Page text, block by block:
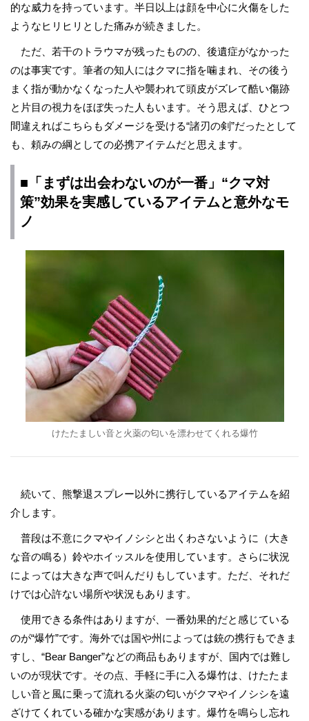
的な威力を持っています。半日以上は顔を中心に火傷をした
ようなヒリヒリとした痛みが続きました。
ただ、若干のトラウマが残ったものの、後遺症がなかった
のは事実です。筆者の知人にはクマに指を噛まれ、その後う
まく指が動かなくなった人や襲われて頭皮がズレて酷い傷跡
と片目の視力をほぼ失った人もいます。そう思えば、ひとつ
間違えればこちらもダメージを受ける“諸刃の剣”だったとして
も、頼みの綱としての必携アイテムだと思えます。
■「まずは出会わないのが一番」“クマ対
策”効果を実感しているアイテムと意外なモ
ノ
けたたましい音と火薬の匂いを漂わせてくれる爆竹
続いて、熊撃退スプレー以外に携行しているアイテムを紹
介します。
普段は不意にクマやイノシシと出くわさないように（大き
な音の鳴る）鈴やホイッスルを使用しています。さらに状況
によっては大きな声で叫んだりもしています。ただ、それだ
けでは心許ない場所や状況もあります。
使用できる条件はありますが、一番効果的だと感じている
のが“爆竹”です。海外では国や州によっては銃の携行もできま
すし、“Bear Banger”などの商品もありますが、国内では難し
いのが現状です。その点、手軽に手に入る爆竹は、けたたま
しい音と風に乗って流れる火薬の匂いがクマやイノシシを遠
ざけてくれている確かな実感があります。爆竹を鳴らし忘れ